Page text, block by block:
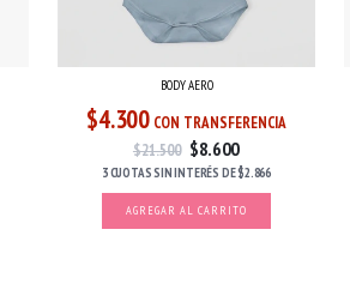
BODY AERO
$4.300 CON TRANSFERENCIA
$21.500 $8.600
3 CUOTASSIN INTERÉS DE$2.866
AGREGAR AL CARRITO